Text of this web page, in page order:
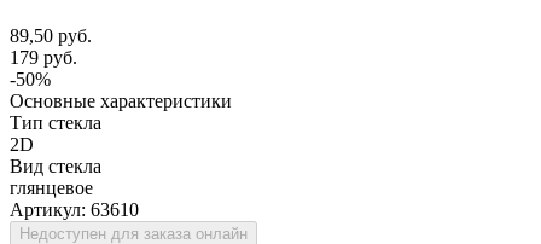
89,50 руб.
179 руб.
-50%
Основные характеристики
Тип стекла
2D
Вид стекла
глянцевое
Артикул: 63610
Недоступен для заказа онлайн